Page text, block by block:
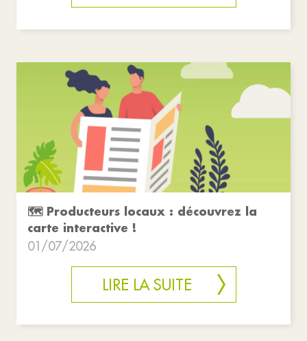
🗺️ Producteurs locaux : découvrez la
carte interactive !
01/07/2026
LIRE LA SUITE